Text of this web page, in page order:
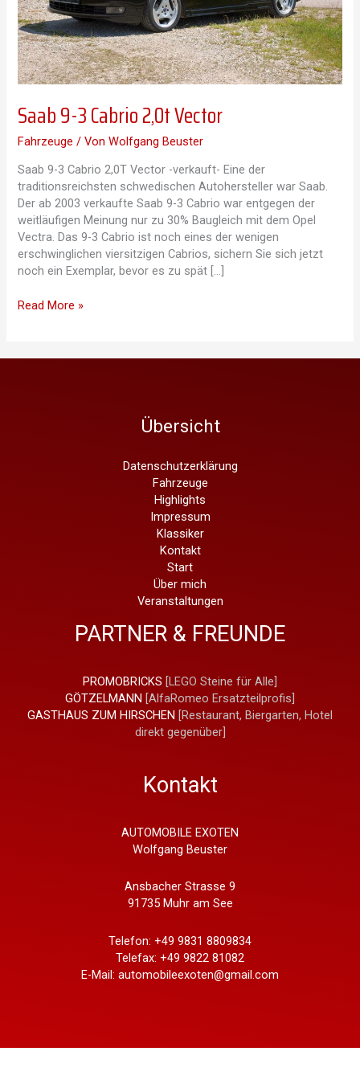
Saab 9-3 Cabrio 2,0t Vector
Fahrzeuge / VonWolfgang Beuster
Saab 9-3 Cabrio 2,0T Vector -verkauft- Eine der
traditionsreichsten schwedischen Autohersteller war Saab.
Der ab 2003 verkaufte Saab 9-3 Cabrio war entgegen der
weitläufigen Meinung nur zu 30% Baugleich mit dem Opel
Vectra. Das 9-3 Cabrio ist noch eines der wenigen
erschwinglichen viersitzigen Cabrios, sichern Sie sich jetzt
noch ein Exemplar, bevor es zu spät […]
Saab
Cabrio
Read More »
Übersicht
Datenschutzerklärung
Fahrzeuge
Highlights
Impressum
Klassiker
Kontakt
Start
Über mich
Veranstaltungen
PARTNER & FREUNDE
PROMOBRICKS [LEGO Steine für Alle]
GÖTZELMANN [AlfaRomeo Ersatzteilprofis]
GASTHAUS ZUM HIRSCHEN [Restaurant, Biergarten, Hotel
direkt gegenüber]
Kontakt
AUTOMOBILE EXOTEN
Wolfgang Beuster
Ansbacher Strasse 9
91735 Muhr am See
Telefon: +49 9831 8809834
Telefax: +49 9822 81082
E-Mail: automobileexoten@gmail.com